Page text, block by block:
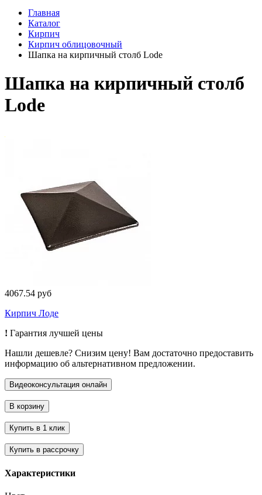
Главная
Каталог
Кирпич
Кирпич облицовочный
Шапка на кирпичный столб Lode
Шапка на кирпичный столб
Lode
4067.54 руб
Кирпич Лоде
! Гарантия лучшей цены
Нашли дешевле? Снизим цену! Вам достаточно предоставить
информацию об альтернативном предложении.
Характеристики